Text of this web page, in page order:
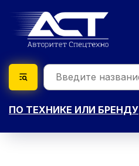
ПО ТЕХНИКЕ ИЛИ БРЕНДУ